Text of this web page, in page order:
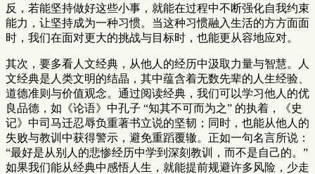
反，若能坚持做好这些小事，就能在过程中不断强化自我约束
能力，让坚持成为一种习惯。当这种习惯融入生活的方方面面
时，我们在面对更大的挑战与目标时，也能更从容地应对。
其次，要多看人文经典，从他人的经历中汲取力量与智慧。人
文经典是人类文明的结晶，其中蕴含着无数先辈的人生经验、
道德准则与价值观念。通过阅读经典，我们可以学习他人的优
良品德，如《论语》中孔子 “知其不可而为之” 的执着，《史
记》中司马迁忍辱负重著书立说的坚韧；同时，也能从他人的
失败与教训中获得警示，避免重蹈覆辙。正如一句名言所说：
“最好是从别人的悲惨经历中学到深刻教训，而不是自己的。”
如果我们能从经典中感悟人生，就能提前规避许多风险，少走